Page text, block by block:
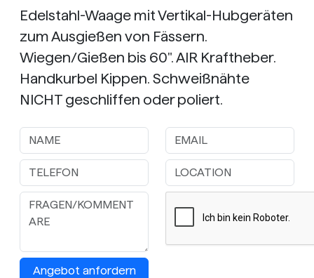
Edelstahl-Waage mit Vertikal-Hubgeräten
zum Ausgießen von Fässern.
Wiegen/Gießen bis 60". AIR Kraftheber.
Handkurbel Kippen. Schweißnähte
NICHT geschliffen oder poliert.
Angebot anfordern